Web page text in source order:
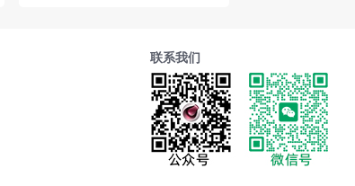
联系我们